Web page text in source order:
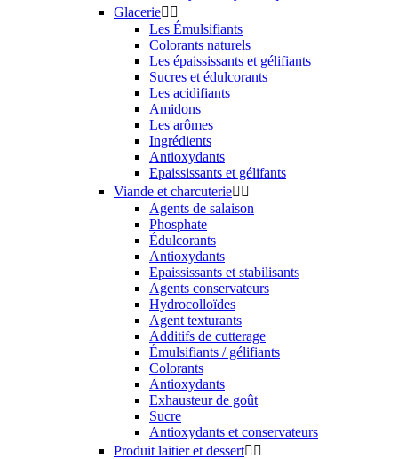
Glacerie 
Les Émulsifiants
Colorants naturels
Les épaississants et gélifiants
Sucres et édulcorants
Les acidifiants
Amidons
Les arômes
Ingrédients
Antioxydants
Epaississants et gélifants
Viande et charcuterie 
Agents de salaison
Phosphate
Édulcorants
Antioxydants
Epaississants et stabilisants
Agents conservateurs
Hydrocolloïdes
Agent texturants
Additifs de cutterage
Émulsifiants / gélifiants
Colorants
Antioxydants
Exhausteur de goût
Sucre
Antioxydants et conservateurs
Produit laitier et dessert 